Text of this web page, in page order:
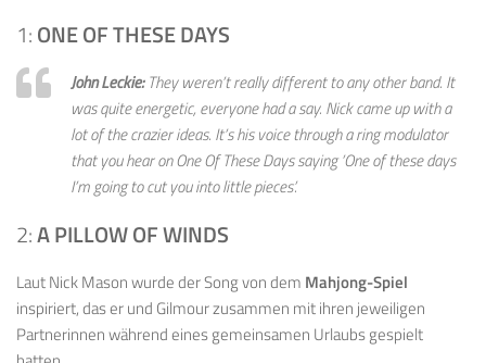
1:ONE OF THESE DAYS
John Leckie:They weren’t really different to any other band. It
was quite energetic, everyone had a say. Nick came up with a
lot of the crazier ideas. It’s his voice through a ring modulator
that you hear onOne Of These Dayssaying ’One of these days
I’m going to cut you into little pieces’.
2:A PILLOW OF WINDS
Laut Nick Mason wurde der Song von dem Mahjong-Spiel
inspiriert, das er und Gilmour zusammen mit ihren jeweiligen
Partnerinnen während eines gemeinsamen Urlaubs gespielt